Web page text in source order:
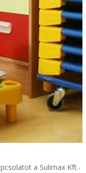
a Sulimax Kft.-